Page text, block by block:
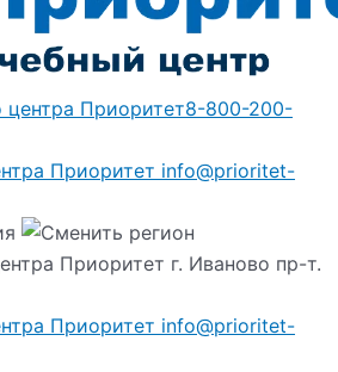
8-800-200-
info@prioritet-
г. Иваново пр-т.
info@prioritet-